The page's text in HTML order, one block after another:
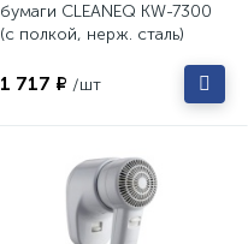
бумаги CLEANEQ KW-7300
(с полкой, нерж. сталь)
1 717 ₽ /шт